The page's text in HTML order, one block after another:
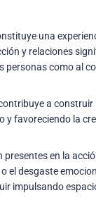
una
y relaciones
como al
a
favoreciendo la
en la
el desgaste
impulsando